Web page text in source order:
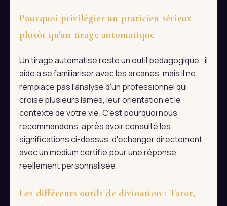
Pourquoi privilégier un praticien sérieux
plutôt qu'un tirage automatique
Un tirage automatisé reste un outil pédagogique : il
aide à se familiariser avec les arcanes, mais il ne
remplace pas l'analyse d'un professionnel qui
croise plusieurs lames, leur orientation et le
contexte de votre vie. C'est pourquoi nous
recommandons, après avoir consulté les
significations ci-dessus, d'échanger directement
avec un médium certifié pour une réponse
réellement personnalisée.
Les différents outils de divination : Tarot,